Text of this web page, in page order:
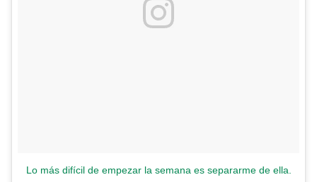
Lo más difícil de empezar la semana es separarme de ella.